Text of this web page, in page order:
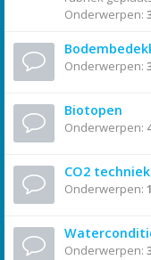
Onderwerpen:
Onderwerpen:
Biotopen
Onderwerpen:
CO2
Onderwerpen:
Onderwerpen: